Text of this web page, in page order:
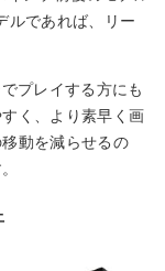
ルであれば、リー
プレイする方にも
く、より素早く画
動を減らせるの